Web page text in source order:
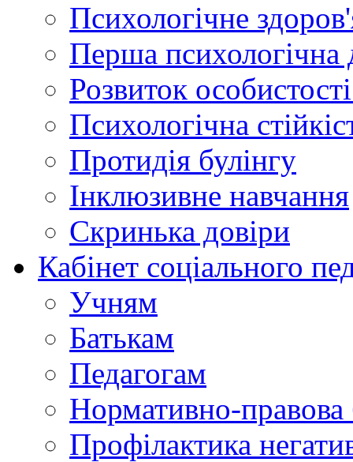
Психологічне
Перша психологічна
Розвиток
Психологічна
Протидія булінгу
Інклюзивне навчання
Скринька довіри
Кабінет соціального
Учням
Батькам
Педагогам
Нормативно-правова
Профілактика